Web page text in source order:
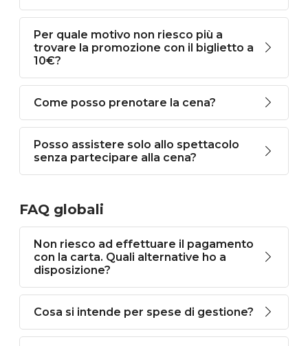
Per quale motivo non riesco più a
trovare la promozione con il biglietto a
10€?
Come posso prenotare la cena?
Posso assistere solo allo spettacolo
senza partecipare alla cena?
FAQ globali
Non riesco ad effettuare il pagamento
con la carta. Quali alternative ho a
disposizione?
Cosa si intende per spese di gestione?